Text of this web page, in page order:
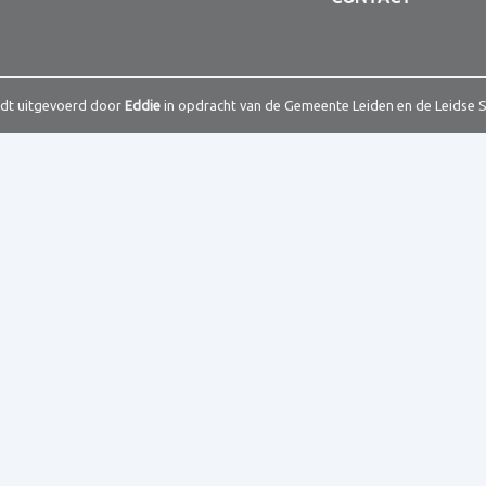
uitgevoerd door Eddie in opdracht van de Gemeente Leiden en de Leidse